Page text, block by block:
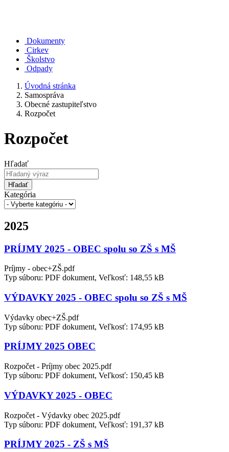
Dokumenty
Cirkev
Školstvo
Odpady
Úvodná stránka
Samospráva
Obecné zastupiteľstvo
Rozpočet
Rozpočet
Hľadať
Hľadať
Kategória
2025
PRÍJMY 2025 - OBEC spolu so ZŠ s MŠ
Príjmy - obec+ZŠ.pdf
Typ súboru: PDF dokument, Veľkosť: 148,55 kB
VÝDAVKY 2025 - OBEC spolu so ZŠ s MŠ
Výdavky obec+ZŠ.pdf
Typ súboru: PDF dokument, Veľkosť: 174,95 kB
PRÍJMY 2025 OBEC
Rozpočet - Príjmy obec 2025.pdf
Typ súboru: PDF dokument, Veľkosť: 150,45 kB
VÝDAVKY 2025 - OBEC
Rozpočet - Výdavky obec 2025.pdf
Typ súboru: PDF dokument, Veľkosť: 191,37 kB
PRÍJMY 2025 - ZŠ s MŠ